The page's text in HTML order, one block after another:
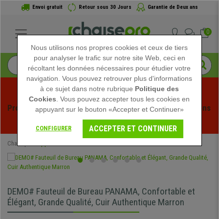
Envoi gratuit Retour sous 30 Jours Garantie de Deux ans
0
Profitez des soldes d'été chez Chaisepro ! Des réductions
exclusives pour une durée limitée - Voir l'offre
Chaisepro
DEMO# Fauteuil de Bureau PANAMA, Confortable et
Élégant, Grande Qualité, Cuir Authentique Marron
Nous utilisons nos propres cookies et ceux de tiers
pour analyser le trafic sur notre site Web, ceci en
récoltant les données nécessaires pour étudier votre
navigation. Vous pouvez retrouver plus d'informations
à ce sujet dans notre rubrique Politique des
Cookies . Vous pouvez accepter tous les cookies en
appuyant sur le bouton «Accepter et Continuer»
CONFIGURER ACCEPTER ET CONTINUER